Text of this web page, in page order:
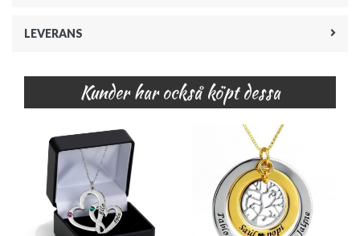
LEVERANS
Kunder har också köpt dessa